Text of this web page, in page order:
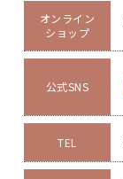
オンライン
ショップ
公式SNS
TEL